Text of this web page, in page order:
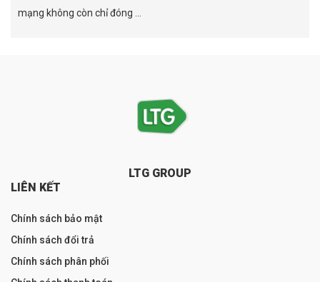
mạng không còn chỉ đóng ...
LTG GROUP
LIÊN KẾT
Chính sách bảo mật
Chính sách đổi trả
Chính sách phân phối